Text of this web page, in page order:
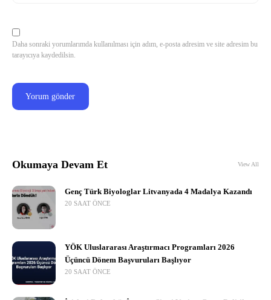
Daha sonraki yorumlarımda kullanılması için adım, e-posta adresim ve site adresim bu
tarayıcıya kaydedilsin.
Okumaya Devam Et View All
Genç Türk Biyologlar Litvanyada 4 Madalya Kazandı
20 SAAT ÖNCE
YÖK Uluslararası Araştırmacı Programları 2026
Üçüncü Dönem Başvuruları Başlıyor
20 SAAT ÖNCE